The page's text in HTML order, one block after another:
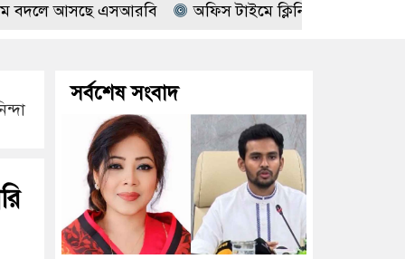
আসছে এসআরবি অফিস টাইমে ক্লিনিকে রোগী দেখছিলেন
সর্বশেষ সংবাদ